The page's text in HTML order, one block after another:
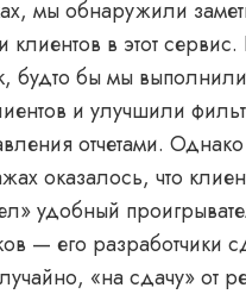
мы обнаружили
клиентов в этот сервис.
будто бы мы выполнили
и улучшили
отчетами.
оказалось, что
удобный
— его разработчики
«на сдачу» от